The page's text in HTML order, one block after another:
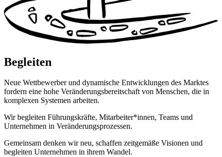
Begleiten
Neue Wettbewerber und dynamische Entwicklungen des Marktes
fordern eine hohe Veränderungsbereitschaft von Menschen, die in
komplexen Systemen arbeiten.
Wir begleiten Führungskräfte, Mitarbeiter*innen, Teams und
Unternehmen in Veränderungsprozessen.
Gemeinsam denken wir neu, schaffen zeitgemäße Visionen und
begleiten Unternehmen in ihrem Wandel.